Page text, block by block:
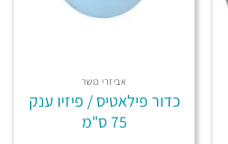
אביזרי כושר
כדור פילאטיס / פיזיו ענק
75 ס"מ